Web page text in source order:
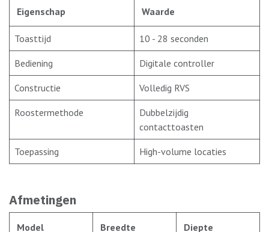
Eigenschap Waarde
Toasttijd 10 - 28 seconden
Bediening Digitale controller
Constructie Volledig RVS
Roostermethode
Dubbelzijdig
contacttoasten
Toepassing High-volume locaties
Afmetingen
Model Breedte Diepte